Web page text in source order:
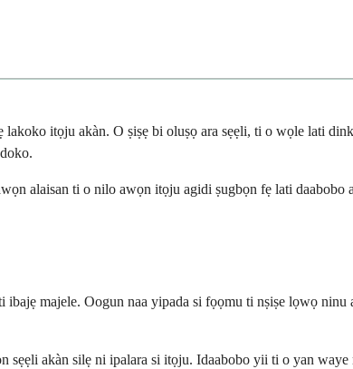
itọju akàn. O ṣiṣẹ bi oluṣọ ara sẹẹli, ti o wọle lati
alaisan ti o nilo awọn itọju agidi ṣugbọn fẹ lati daabobo
majele. Oogun naa yipada si fọọmu ti nṣiṣe lọwọ
akàn silẹ ni ipalara si itọju. Idaabobo yii ti o yan